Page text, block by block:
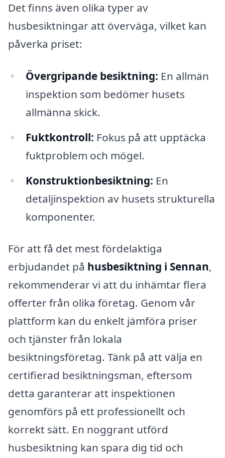
Det finns även olika typer av
husbesiktningar att överväga, vilket kan
påverka priset:
Övergripande besiktning: En allmän
inspektion som bedömer husets
allmänna skick.
Fuktkontroll: Fokus på att upptäcka
fuktproblem och mögel.
Konstruktionbesiktning: En
detaljinspektion av husets strukturella
komponenter.
För att få det mest fördelaktiga
erbjudandet på husbesiktning i Sennan,
rekommenderar vi att du inhämtar flera
offerter från olika företag. Genom vår
plattform kan du enkelt jämföra priser
och tjänster från lokala
besiktningsföretag. Tänk på att välja en
certifierad besiktningsman, eftersom
detta garanterar att inspektionen
genomförs på ett professionellt och
korrekt sätt. En noggrant utförd
husbesiktning kan spara dig tid och